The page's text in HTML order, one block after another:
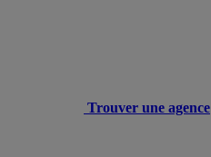
Trouver une agence